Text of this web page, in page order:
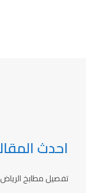
احدث
تفصيل مطابخ